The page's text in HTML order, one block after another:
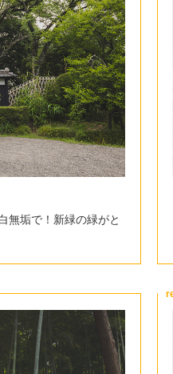
無垢で！新緑の緑がと